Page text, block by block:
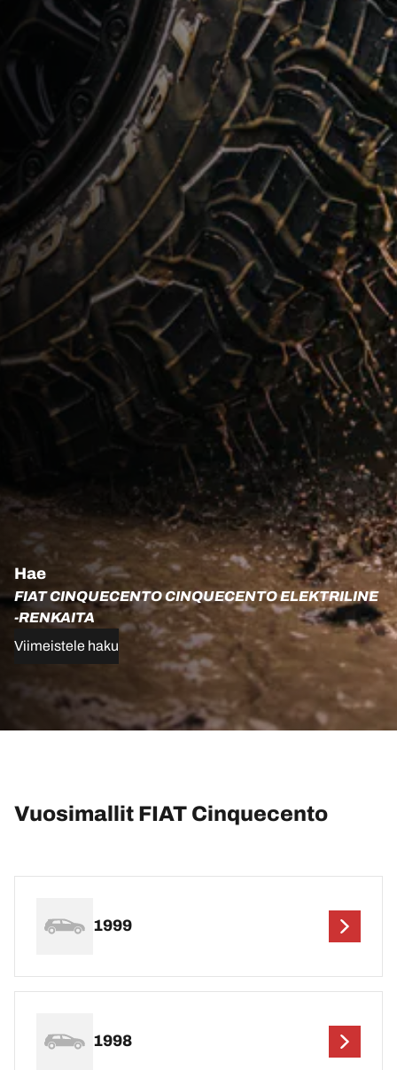
Hae
FIAT CINQUECENTO CINQUECENTO ELEKTRILINE
-RENKAITA
Viimeistele haku
Vuosimallit FIAT Cinquecento
1999
1998